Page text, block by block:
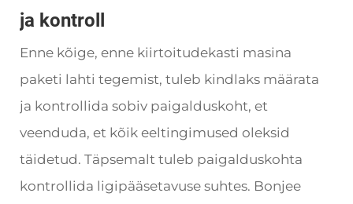
ja kontroll
Enne kõige, enne kiirtoitudekasti masina
paketi lahti tegemist, tuleb kindlaks määrata
ja kontrollida sobiv paigalduskoht, et
veenduda, et kõik eeltingimused oleksid
täidetud. Täpsemalt tuleb paigalduskohta
kontrollida ligipääsetavuse suhtes. Bonjee